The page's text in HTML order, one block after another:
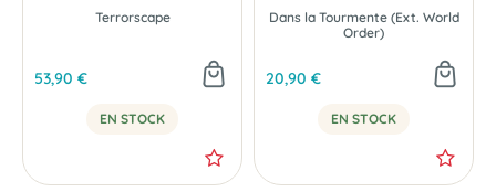
Terrorscape
53,90 €
EN STOCK
Dans la Tourmente (Ext. World
Order)
20,90 €
EN STOCK